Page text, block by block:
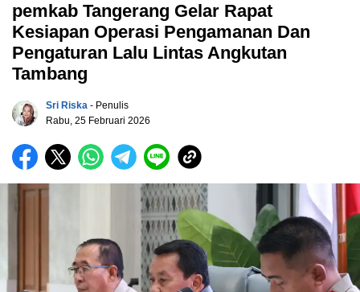
pemkab Tangerang Gelar Rapat
Kesiapan Operasi Pengamanan Dan
Pengaturan Lalu Lintas Angkutan
Tambang
Sri Riska - Penulis
Rabu, 25 Februari 2026